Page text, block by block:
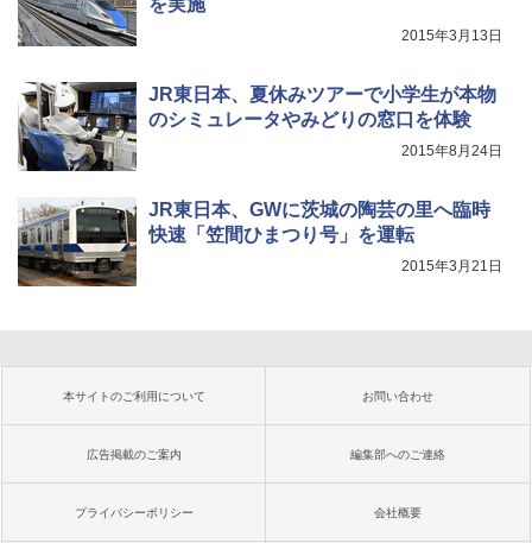
2015年3月13日
JR東日本、夏休みツアーで小学生が本物
のシミュレータやみどりの窓口を体験
2015年8月24日
JR東日本、GWに茨城の陶芸の里へ臨時
快速「笠間ひまつり号」を運転
2015年3月21日
本サイトのご利用について お問い合わせ
広告掲載のご案内 編集部へのご連絡
プライバシーポリシー 会社概要